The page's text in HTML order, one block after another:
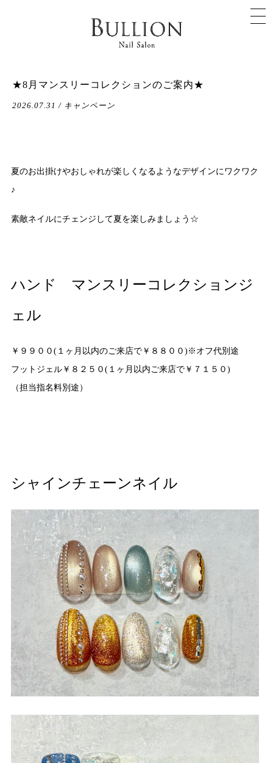
★8月マンスリーコレクションのご案内★
2026.07.31 / キャンペーン
夏のお出掛けやおしゃれが楽しくなるようなデザインにワクワク
♪
素敵ネイルにチェンジして夏を楽しみましょう☆
ハンド マンスリーコレクションジ
ェル
￥９９００(１ヶ月以内のご来店で￥８８００)※オフ代別途
フットジェル￥８２５０(１ヶ月以内ご来店で￥７１５０)
（担当指名料別途）
シャインチェーンネイル